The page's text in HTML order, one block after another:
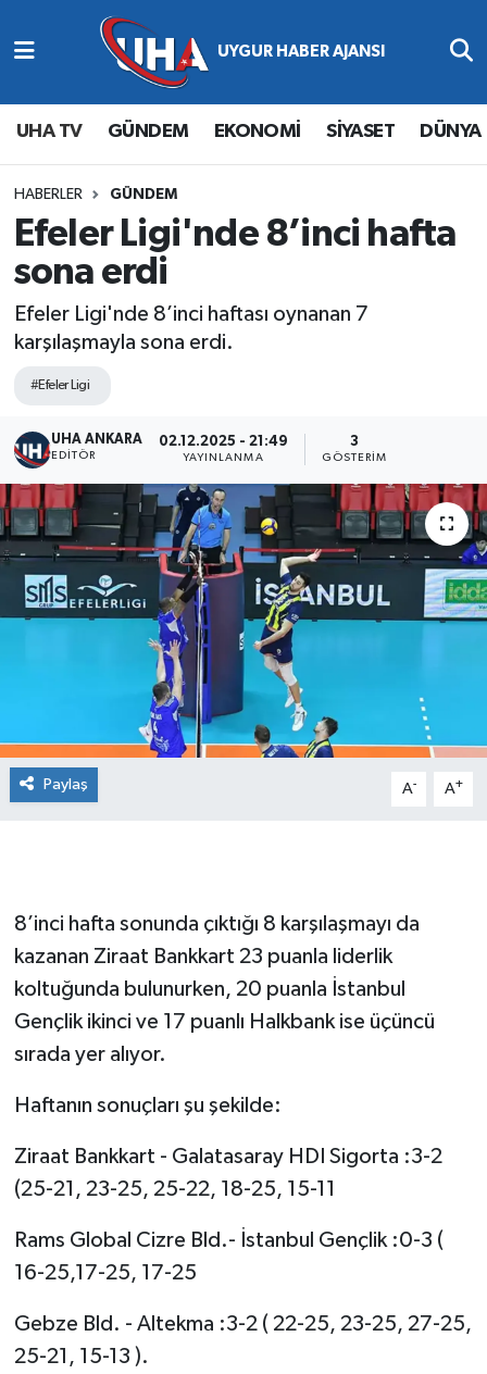
UHA TV GÜNDEM EKONOMİ SİYASET DÜNYA
HABERLER GÜNDEM
Efeler Ligi'nde 8’inci hafta
sona erdi
Efeler Ligi'nde 8’inci haftası oynanan 7
karşılaşmayla sona erdi.
#Efeler Ligi
UHA ANKARA
EDITÖR
02.12.2025 - 21:49
YAYINLANMA
3
GÖSTERIM
Paylaş A- A+
8’inci hafta sonunda çıktığı 8 karşılaşmayı da
kazanan Ziraat Bankkart 23 puanla liderlik
koltuğunda bulunurken, 20 puanla İstanbul
Gençlik ikinci ve 17 puanlı Halkbank ise üçüncü
sırada yer alıyor.
Haftanın sonuçları şu şekilde:
Ziraat Bankkart - Galatasaray HDI Sigorta :3-2
(25-21, 23-25, 25-22, 18-25, 15-11
Rams Global Cizre Bld.- İstanbul Gençlik :0-3 (
16-25,17-25, 17-25
Gebze Bld. - Altekma :3-2 ( 22-25, 23-25, 27-25,
25-21, 15-13 ).
Abone Ol
Gündem
Ekonomi
Magazin
Siyaset
Nöbetçi Eczaneler
Hava Durumu
Namaz Vakitleri
Trafik Durumu
Süper Lig Puan Durumu ve Fikstür
Tüm Manşetler